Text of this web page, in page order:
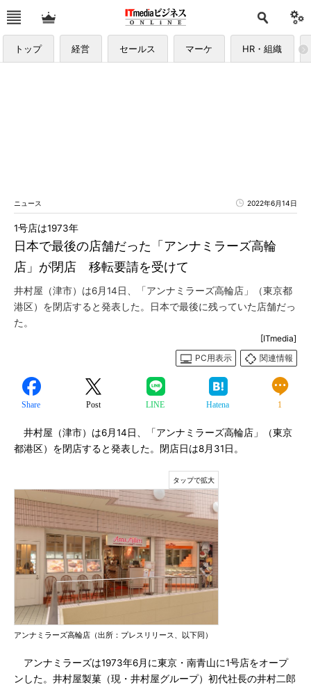
トップ 経営 セールス マーケ HR・組織
ニュース 2022年6月14日
日本で最後の店舗だった「アンナミラーズ高輪
店」が閉店 移転要請を受けて
1号店は1973年
井村屋（津市）は6月14日、「アンナミラーズ高輪店」（東京都
港区）を閉店すると発表した。日本で最後に残っていた店舗だっ
た。
[ITmedia]
PC用表示
関連情報
Share Post LINE Hatena 1
井村屋（津市）は6月14日、「アンナミラーズ高輪店」（東京
都港区）を閉店すると発表した。閉店日は8月31日。
アンナミラーズ高輪店（出所：プレスリリース、以下同）
アンナミラーズは1973年6月に東京・南青山に1号店をオープ
ンした。井村屋製菓（現・井村屋グループ）初代社長の井村二郎